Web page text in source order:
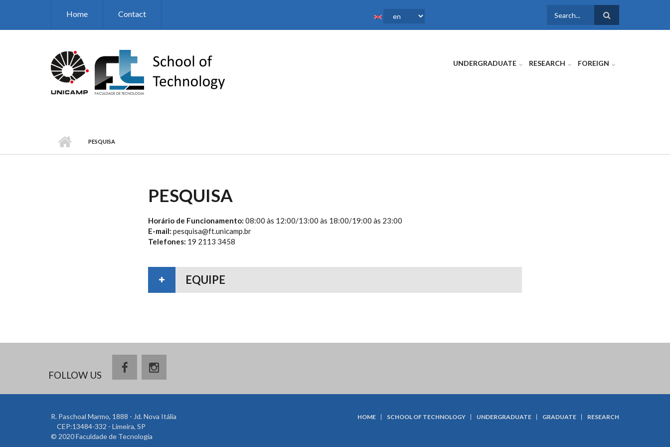
Home Contact
SEARCH
UNDERGRADUATE RESEARCH FOREIGN
PESQUISA
PESQUISA
Horário de Funcionamento: 08:00 às 12:00/13:00 às 18:00/19:00 às 23:00
E-mail: pesquisa@ft.unicamp.br
Telefones: 19 2113 3458
EQUIPE
FOLLOW US
R. Paschoal Marmo, 1888 - Jd. Nova Itália
CEP:13484-332 - Limeira, SP
© 2020 Faculdade de Tecnologia
HOME SCHOOL OF TECHNOLOGY UNDERGRADUATE GRADUATE RESEARCH